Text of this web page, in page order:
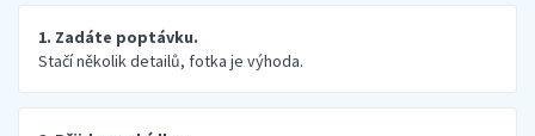
1. Zadáte poptávku.
Stačí několik detailů, fotka je výhoda.